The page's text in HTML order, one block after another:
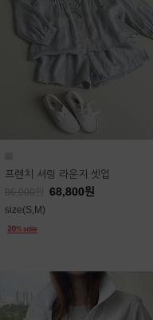
프렌치 셔링 라운지 셋업
86,000 68,800원
size(S,M)